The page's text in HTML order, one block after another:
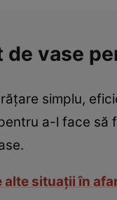
de vase
simplu,
a-l face să
alte situaţii în